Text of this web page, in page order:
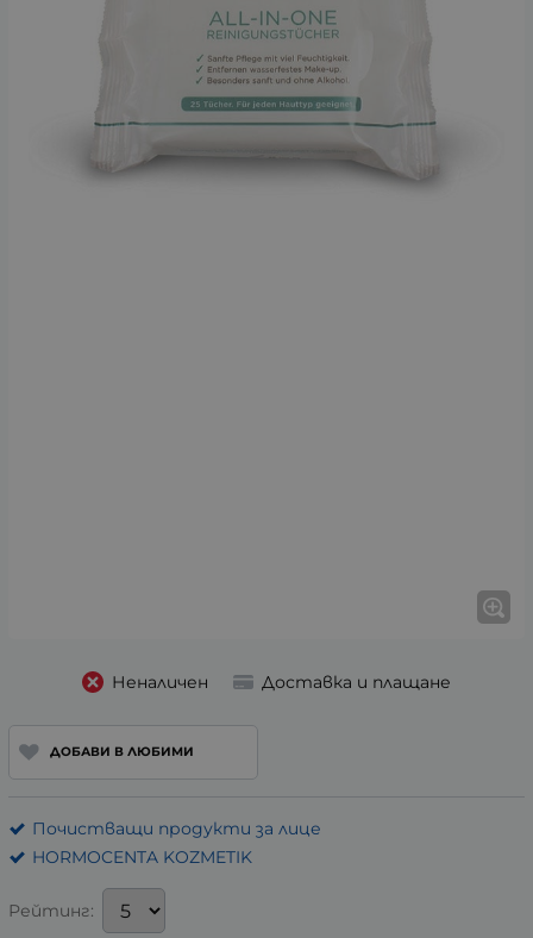
Неналичен Доставка и плащане
ДОБАВИ В ЛЮБИМИ
Почистващи продукти за лице
HORMOCENTA KOZMETIK
Рейтинг: